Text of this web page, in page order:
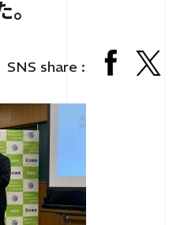
サイトマップ
SNS share :